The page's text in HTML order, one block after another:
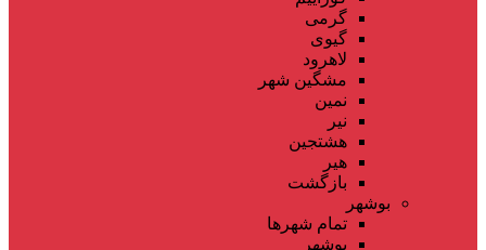
گرمی
گیوی
لاهرود
مشگین شهر
نمین
نیر
هشتجین
هیر
بازگشت
بوشهر
تمام شهر‌ها
بوشهر